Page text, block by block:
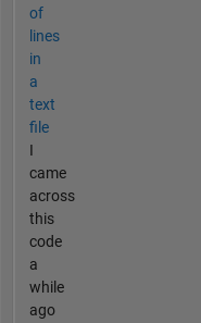
of
lines
in
a
text
file
I
came
across
this
code
a
while
ago